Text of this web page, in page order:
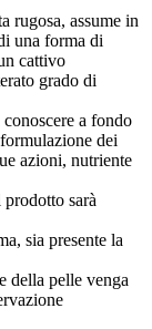
rugosa, assume in
una forma di
cattivo
grado di
a fondo
dei
azioni, nutriente
sarà
sia presente la
della pelle venga